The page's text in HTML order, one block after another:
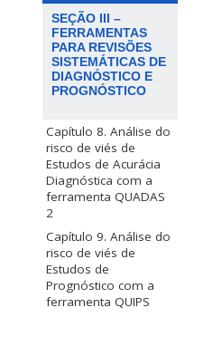
SEÇÃO III –
FERRAMENTAS
PARA REVISÕES
SISTEMÁTICAS DE
DIAGNÓSTICO E
PROGNÓSTICO
Capítulo 8. Análise do
risco de viés de
Estudos de Acurácia
Diagnóstica com a
ferramenta QUADAS
2
Capítulo 9. Análise do
risco de viés de
Estudos de
Prognóstico com a
ferramenta QUIPS